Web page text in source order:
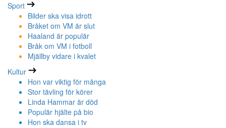
Sport
Bilder ska visa idrott
Bråket om VM är slut
Haaland är populär
Bråk om VM i fotboll
Mjällby vidare i kvalet
Kultur
Hon var viktig för många
Stor tävling för körer
Linda Hammar är död
Populär hjälte på bio
Hon ska dansa i tv